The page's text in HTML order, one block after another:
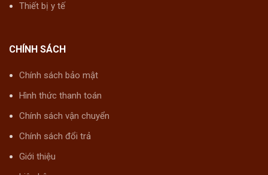
Thiết bị y tế
CHÍNH SÁCH
Chính sách bảo mật
Hình thức thanh toán
Chính sách vận chuyển
Chính sách đổi trả
Giới thiệu